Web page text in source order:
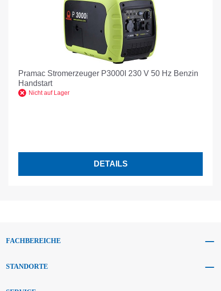
Pramac Stromerzeuger P3000I 230 V 50 Hz Benzin
Handstart
Nicht auf Lager
DETAILS
FACHBEREICHE
STANDORTE